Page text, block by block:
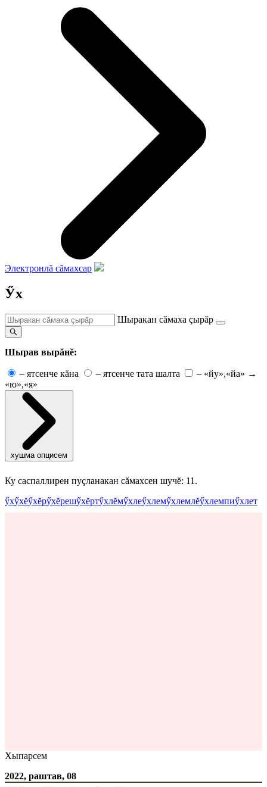
Электронлă сăмахсар
Ӳх
Шыракан сăмаха çырăр
Шырав вырăнĕ:
– ятсенче кăна – ятсенче тата шалта – «йу»,«йа» →
«ю»,«я»
хушма опцисем
Ку саспаллирен пуçланакан сăмахсен шучĕ: 11.
ӳхӳхĕӳхĕрӳхĕрешӳхĕртӳхлĕмӳхлеӳхлемӳхлемлĕӳхлемпиӳхлет
Хыпарсем
2022, раштав, 08